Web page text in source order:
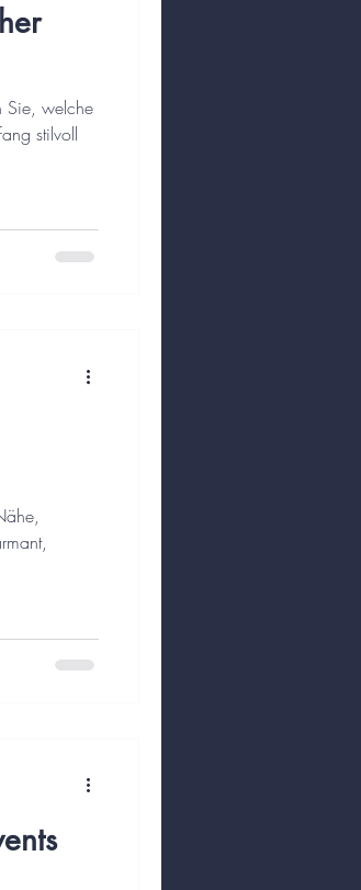
Sie, welche
stilvoll